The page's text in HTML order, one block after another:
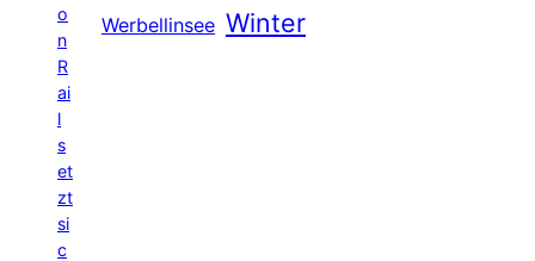
o
n
R
ai
l
s
et
zt
si
c
Werbellinsee Winter